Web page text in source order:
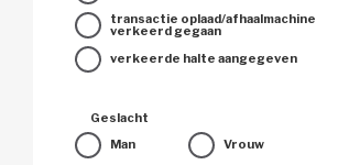
transactie oplaad/afhaalmachine
verkeerd gegaan
verkeerde halte aangegeven
Geslacht
Man
Vrouw